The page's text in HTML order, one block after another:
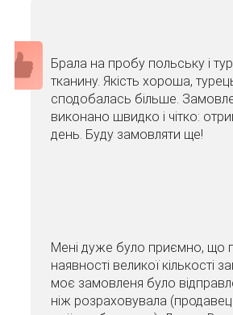
Брала на пробу польську і
тканину. Якість хороша,
сподобалась більше.
виконано швидко і чітко:
день. Буду замовляти ще!
Мені дуже було приємно, що
наявності великої кількості
моє замовленя було
ніж розраховувала